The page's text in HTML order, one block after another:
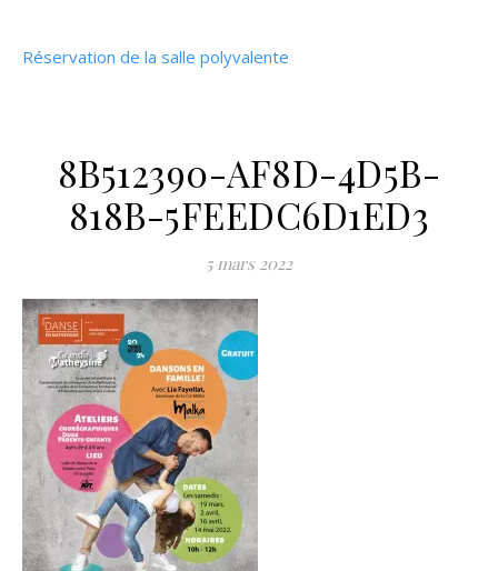
Réservation de la salle polyvalente
8B512390-AF8D-4D5B-
818B-5FEEDC6D1ED3
5 mars 2022